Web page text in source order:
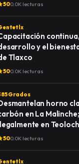
500.0K lecturas
y el
Tlaxco
500.0K lecturas
Grados
horno
en La
en
500.0K lecturas